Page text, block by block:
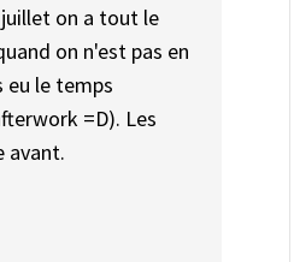
on a tout le
on n'est pas en
eu le temps
=D). Les
avant.